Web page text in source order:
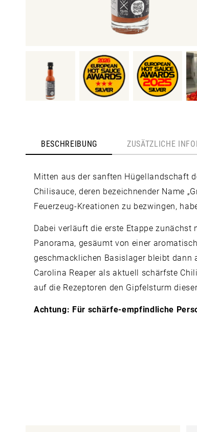
BESCHREIBUNG ZUSÄTZLICHE
Mitten aus der sanften Hügellandschaft
Chilisauce, deren bezeichnender Name
Feuerzeug-Kreationen zu bezwingen,
Dabei verläuft die erste Etappe zunächst
Panorama, gesäumt von einer
geschmacklichen Basislager bleibt
Carolina Reaper als aktuell schärfste
auf die Rezeptoren den Gipfelsturm
Achtung: Für schärfe-empfindliche